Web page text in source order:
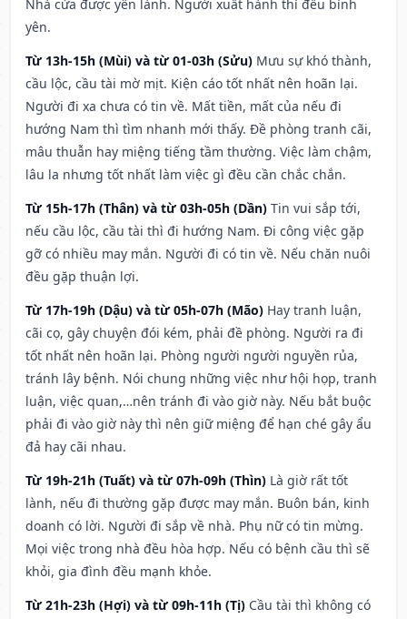
Nhà cửa được yên lành. Người xuất hành thì đều bình
yên.
Từ 13h-15h (Mùi) và từ 01-03h (Sửu) Mưu sự khó thành,
cầu lộc, cầu tài mờ mịt. Kiện cáo tốt nhất nên hoãn lại.
Người đi xa chưa có tin về. Mất tiền, mất của nếu đi
hướng Nam thì tìm nhanh mới thấy. Đề phòng tranh cãi,
mâu thuẫn hay miệng tiếng tầm thường. Việc làm chậm,
lâu la nhưng tốt nhất làm việc gì đều cần chắc chắn.
Từ 15h-17h (Thân) và từ 03h-05h (Dần) Tin vui sắp tới,
nếu cầu lộc, cầu tài thì đi hướng Nam. Đi công việc gặp
gỡ có nhiều may mắn. Người đi có tin về. Nếu chăn nuôi
đều gặp thuận lợi.
Từ 17h-19h (Dậu) và từ 05h-07h (Mão) Hay tranh luận,
cãi cọ, gây chuyện đói kém, phải đề phòng. Người ra đi
tốt nhất nên hoãn lại. Phòng người người nguyền rủa,
tránh lây bệnh. Nói chung những việc như hội họp, tranh
luận, việc quan,…nên tránh đi vào giờ này. Nếu bắt buộc
phải đi vào giờ này thì nên giữ miệng để hạn ché gây ẩu
đả hay cãi nhau.
Từ 19h-21h (Tuất) và từ 07h-09h (Thìn) Là giờ rất tốt
lành, nếu đi thường gặp được may mắn. Buôn bán, kinh
doanh có lời. Người đi sắp về nhà. Phụ nữ có tin mừng.
Mọi việc trong nhà đều hòa hợp. Nếu có bệnh cầu thì sẽ
khỏi, gia đình đều mạnh khỏe.
Từ 21h-23h (Hợi) và từ 09h-11h (Tị) Cầu tài thì không có